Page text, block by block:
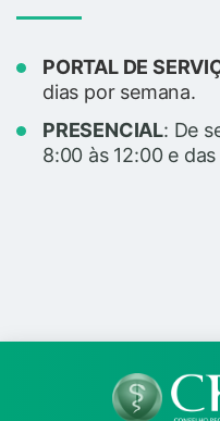
PORTAL DE
dias por semana.
PRESENCIAL: De
8:00 às 12:00 e